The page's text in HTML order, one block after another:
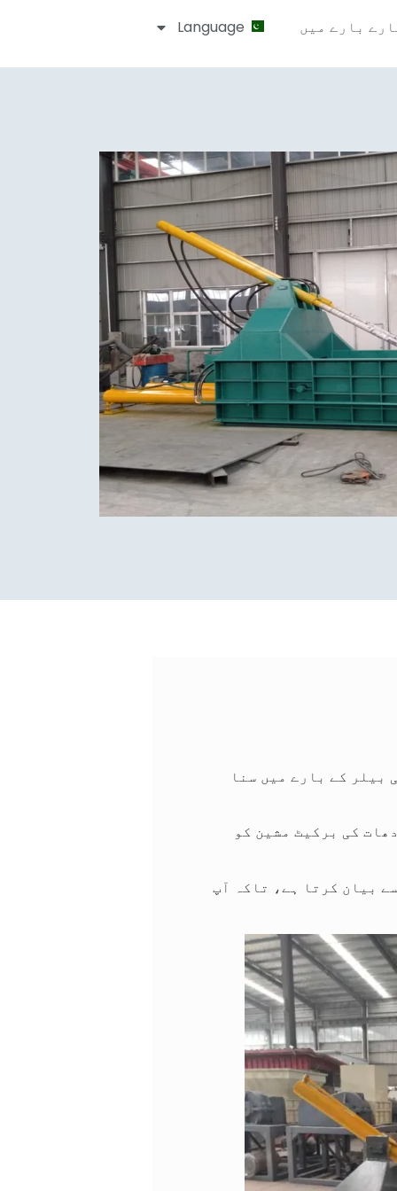
بارے میں Language
بیلر کے بارے میں سنا
کی برکیٹ مشین کو
بیان کرتا ہے، تاکہ آپ